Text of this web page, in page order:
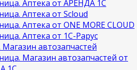
Аптека от АРЕНДА 1С
Аптека от Scloud
Аптека от ONE MORE CLOUD
Аптека от 1С-Рарус
Магазин автозапчастей
Магазин автозапчастей от